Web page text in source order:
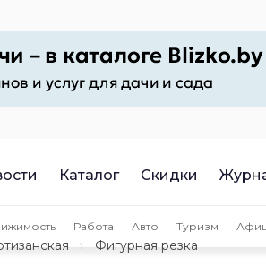
Каталог Скидки
Работа Авто Туризм
Фигурная резка